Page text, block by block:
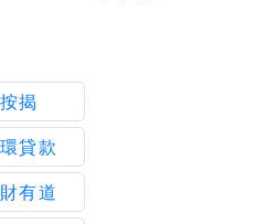
按揭
貸款
有道